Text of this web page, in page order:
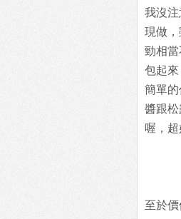
我沒
現做
勁相
包起
簡單
醬跟
喔，超
至於